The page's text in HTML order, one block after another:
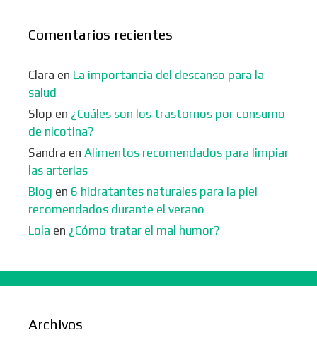
Comentarios recientes
Clara en La importancia del descanso para la
salud
Slop en ¿Cuáles son los trastornos por consumo
de nicotina?
Sandra en Alimentos recomendados para limpiar
las arterias
Blog en 6 hidratantes naturales para la piel
recomendados durante el verano
Lola en ¿Cómo tratar el mal humor?
Archivos